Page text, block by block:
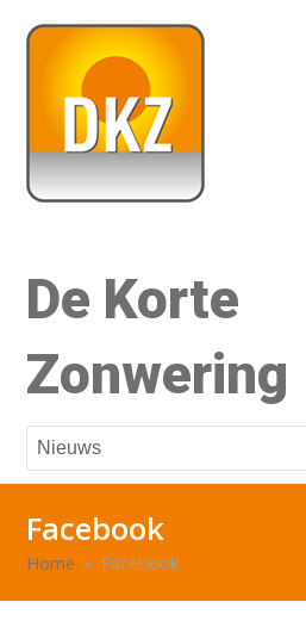
De Korte
Zonwering
Facebook
Home » Facebook